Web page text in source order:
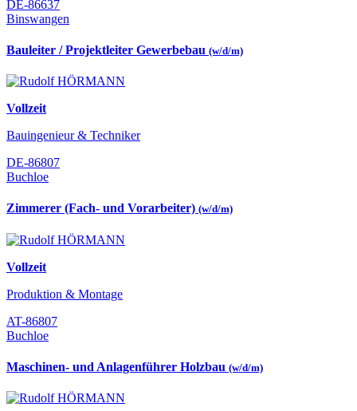
DE-86637
Binswangen
Bauleiter / Projektleiter Gewerbebau (w/d/m)
Vollzeit
Bauingenieur & Techniker
DE-86807
Buchloe
Zimmerer (Fach- und Vorarbeiter) (w/d/m)
Vollzeit
Produktion & Montage
AT-86807
Buchloe
Maschinen- und Anlagenführer Holzbau (w/d/m)